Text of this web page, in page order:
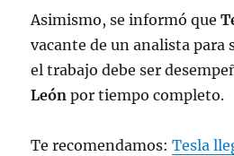
Asimismo, se informó que
vacante de un analista para
el trabajo debe ser
León por tiempo completo.
Te recomendamos:Tesla